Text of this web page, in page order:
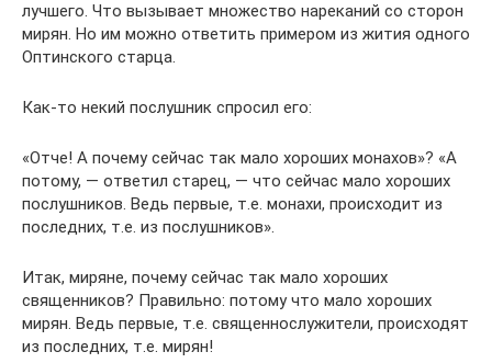
лучшего. Что вызывает множество нареканий со сторон
мирян. Но им можно ответить примером из жития одного
Оптинского старца.
Как-то некий послушник спросил его:
«Отче! А почему сейчас так мало хороших монахов»? «А
потому, — ответил старец, — что сейчас мало хороших
послушников. Ведь первые, т.е. монахи, происходит из
последних, т.е. из послушников».
Итак, миряне, почему сейчас так мало хороших
священников? Правильно: потому что мало хороших
мирян. Ведь первые, т.е. священнослужители, происходят
из последних, т.е. мирян!